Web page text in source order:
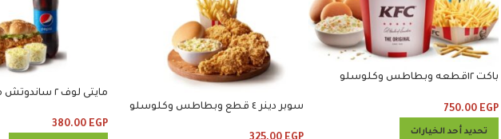
باكت ١٢قطعه وبطاطس وكلوسلو
750.00 EGP
تحديد أحد الخيارات
سوبر دينر ٤ قطع وبطاطس وكلوسلو
380.00 EGP